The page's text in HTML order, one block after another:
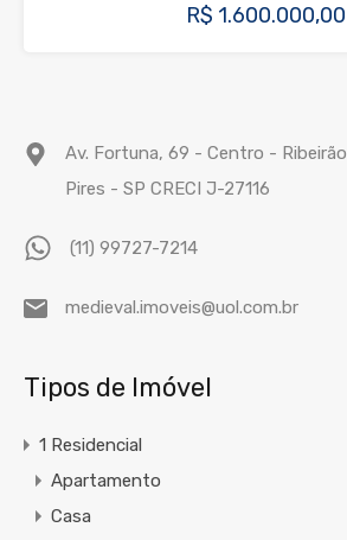
R$ 1.600.000,00
Av. Fortuna, 69 - Centro - Ribeirão
Pires - SP CRECI J-27116
(11) 99727-7214
medieval.imoveis@uol.com.br
Tipos de Imóvel
1 Residencial
Apartamento
Casa